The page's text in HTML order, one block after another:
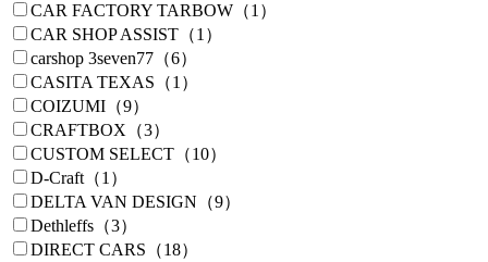
CAR FACTORY TARBOW（1）
CAR SHOP ASSIST（1）
carshop 3seven77（6）
CASITA TEXAS（1）
COIZUMI（9）
CRAFTBOX（3）
CUSTOM SELECT（10）
D-Craft（1）
DELTA VAN DESIGN（9）
Dethleffs（3）
DIRECT CARS（18）